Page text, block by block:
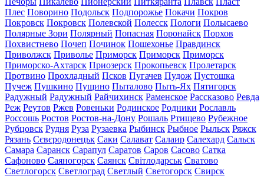
Плес Поворино Подольск Подпорожье Покачи Покров
Покровск Покровск Полевской Полесск Пологи Полысаево
Полярные Зори Полярный Попасная Поронайск Порхов
Похвистнево Почеп Починок Пошехонье Правдинск
Приволжск Приволье Приморск Приморск Приморск
Приморско-Ахтарск Приозерск Прокопьевск Пролетарск
Протвино Прохладный Псков Пугачев Пудож Пустошка
Пучеж Пушкино Пущино Пыталово Пыть-Ях Пятигорск
Радужный Радужный Райчихинск Раменское Рассказово Ревда
Реж Реутов Ржев Ровеньки Родинское Родники Рославль
Россошь Ростов Ростов-на-Дону Рошаль Ртищево Рубежное
Рубцовск Рудня Руза Рузаевка Рыбинск Рыбное Рыльск Ряжск
Рязань Сєвєродонецьк Саки Салават Салаир Салехард Сальск
Самара Саранск Сарапул Саратов Саров Сасово Сатка
Сафоново Саяногорск Саянск Світлодарськ Сватово
Светлогорск Светлоград Светлый Светогорск Свирск